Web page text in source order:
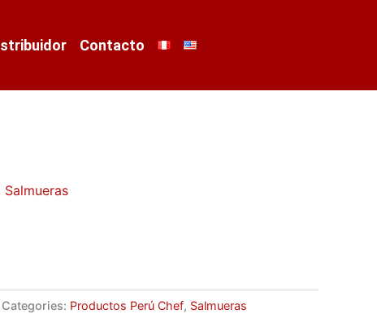
Contacto
Salmueras
Categories: Productos Perú Chef, Salmueras